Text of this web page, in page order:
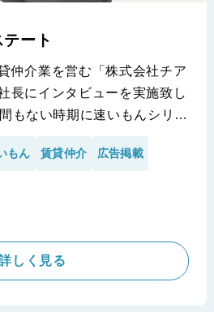
ート
仲介業を営む「株式会社チア
長にインタビューを実施致し
もない時期に速いもんシリー
さず語って頂いております。
産会社様は必見の内容です
もん 賃貸仲介 広告掲載
しく見る